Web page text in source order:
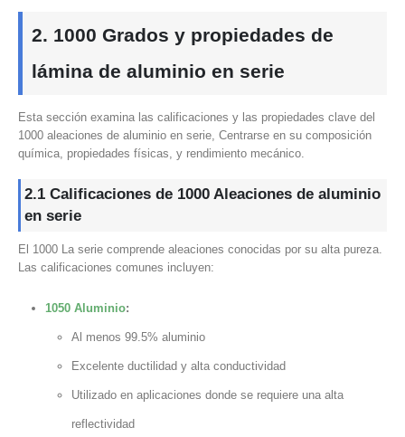
2. 1000 Grados y propiedades de
lámina de aluminio en serie
Esta sección examina las calificaciones y las propiedades clave del
1000 aleaciones de aluminio en serie, Centrarse en su composición
química, propiedades físicas, y rendimiento mecánico.
2.1 Calificaciones de 1000 Aleaciones de aluminio
en serie
El 1000 La serie comprende aleaciones conocidas por su alta pureza.
Las calificaciones comunes incluyen:
1050 Aluminio:
Al menos 99.5% aluminio
Excelente ductilidad y alta conductividad
Utilizado en aplicaciones donde se requiere una alta
reflectividad